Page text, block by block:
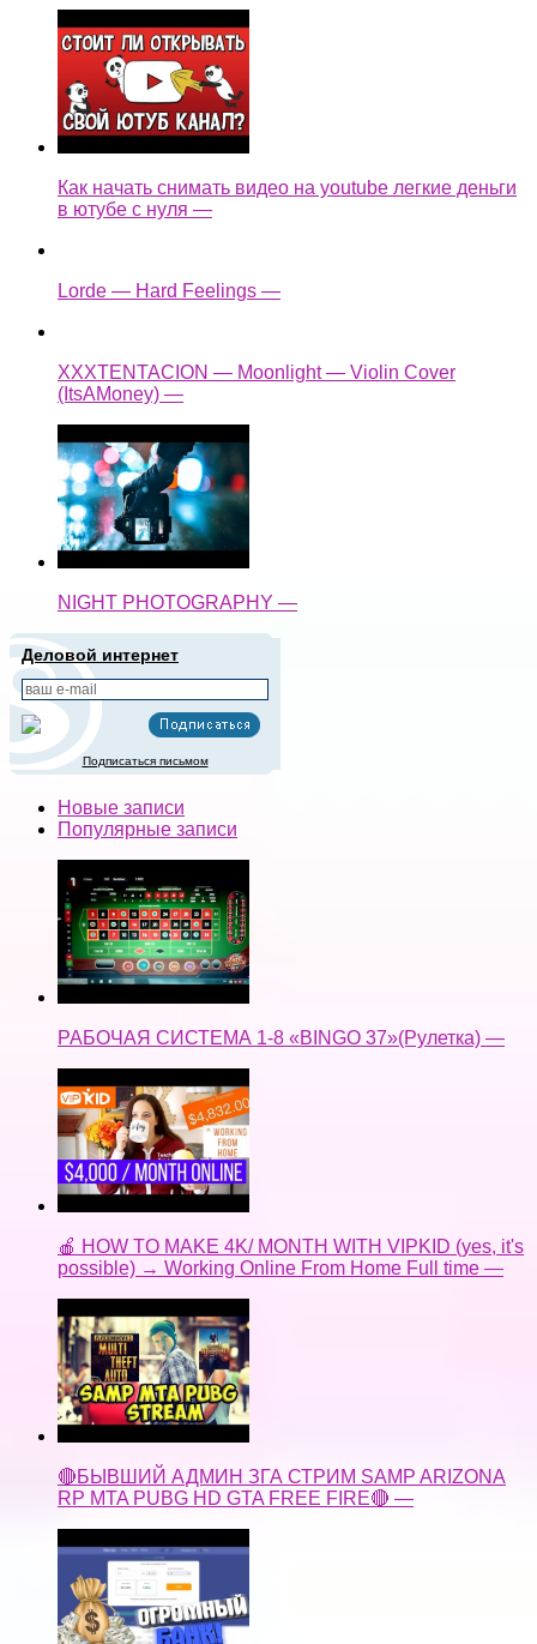
Как начать снимать видео на youtube легкие деньги
в ютубе с нуля —
Lorde — Hard Feelings —
XXXTENTACION — Moonlight — Violin Cover
(ItsAMoney) —
NIGHT PHOTOGRAPHY —
Деловой интернет
Подписаться письмом
Новые записи
Популярные записи
РАБОЧАЯ СИСТЕМА 1-8 «BINGO 37»(Рулетка) —
🍎 HOW TO MAKE 4K/ MONTH WITH VIPKID (yes, it's
possible) → Working Online From Home Full time —
🔴БЫВШИЙ АДМИН ЗГА СТРИМ SAMP ARIZONA
RP MTA PUBG HD GTA FREE FIRE🔴 —